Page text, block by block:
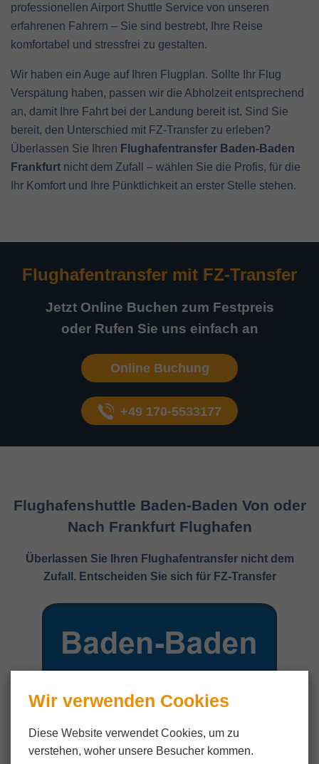
professionellen Airport Shuttle Service von unseren
erfahrenen Fahrern – Sie sind bestrebt, Ihre Reise
komfortabel und stressfrei zu gestalten.
Wir haben ein Auge auf Ihren Flugplan. Sollte Ihr Flug
Verspätung haben, passen wir die Abholzeit entsprechend
an, damit Ihre Fahrt bei der Landung bereit ist. Sind Sie
bereit, den Unterschied mit FZ-Transfer zu erleben?
Überlassen Sie Ihren Flughafentransfer Baden-Baden
Frankfurt nicht dem Zufall – wählen Sie die Profis, für die
Ihr Komfort und Ihre Pünktlichkeit an erster Stelle stehen.
Flughafentransfer mit FZ-Transfer
Jetzt Online Buchen zum Festpreis
oder Rufen Sie uns einfach an
Online Buchung
+49 170-5533177
Flughafenshuttle Baden-Baden Von oder
Nach Frankfurt Flughafen
Überlassen Sie Ihren Flughafentransfer nicht dem
Zufall. Entscheiden Sie sich für FZ-Transfer
Wir verwenden Cookies
Diese Website verwendet Cookies, um zu
verstehen, woher unsere Besucher kommen.